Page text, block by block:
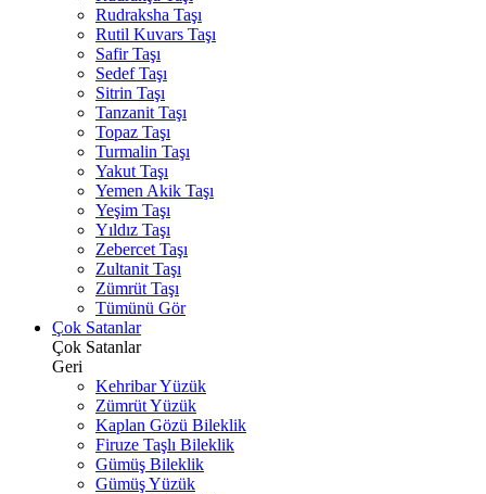
Rudraksha Taşı
Rutil Kuvars Taşı
Safir Taşı
Sedef Taşı
Sitrin Taşı
Tanzanit Taşı
Topaz Taşı
Turmalin Taşı
Yakut Taşı
Yemen Akik Taşı
Yeşim Taşı
Yıldız Taşı
Zebercet Taşı
Zultanit Taşı
Zümrüt Taşı
Tümünü Gör
Çok Satanlar
Çok Satanlar
Geri
Kehribar Yüzük
Zümrüt Yüzük
Kaplan Gözü Bileklik
Firuze Taşlı Bileklik
Gümüş Bileklik
Gümüş Yüzük